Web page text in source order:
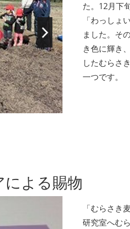
た。12月下
「わっしょ
ました。そ
き色に輝き
したむらさ
一つです。
よる賜物
「むらさき
研究室へむ